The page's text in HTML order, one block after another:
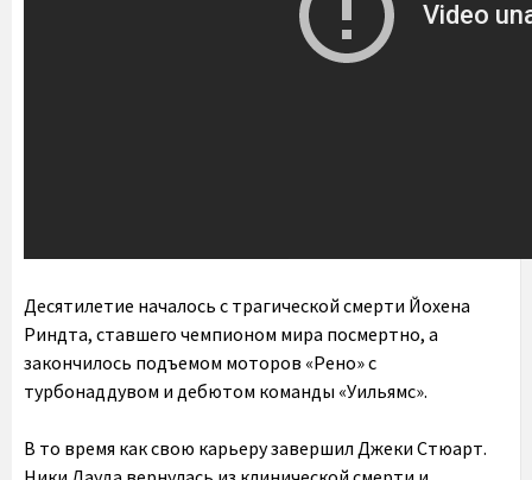
Десятилетие началось с трагической смерти Йохена
Риндта, ставшего чемпионом мира посмертно, а
закончилось подъемом моторов «Рено» с
турбонаддувом и дебютом команды «Уильямс».
В то время как свою карьеру завершил Джеки Стюарт.